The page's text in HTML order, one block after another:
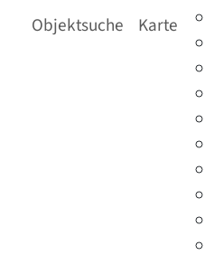
Objektsuche Karte